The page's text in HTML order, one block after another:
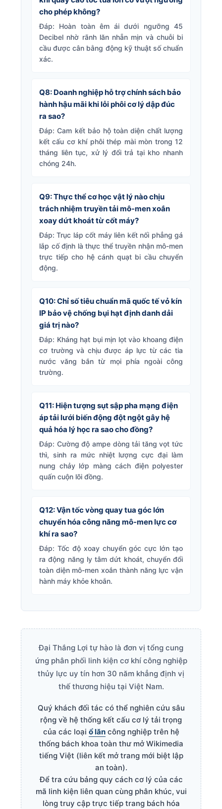
cho phép không?
Đáp: Hoàn toàn êm ái dưới ngưỡng 45
Decibel nhờ rãnh lăn nhẵn mịn và chuỗi bi
cầu được cân bằng động kỹ thuật số chuẩn
xác.
Q8: Doanh nghiệp hỗ trợ chính sách bảo
hành hậu mãi khi lỗi phôi cơ lý dập đúc
ra sao?
Đáp: Cam kết bảo hộ toàn diện chất lượng
kết cấu cơ khí phôi thép mài mòn trong 12
tháng liên tục, xử lý đổi trả tại kho nhanh
chóng 24h.
Q9: Thực thể cơ học vật lý nào chịu
trách nhiệm truyền tải mô-men xoắn
xoay dứt khoát từ cốt máy?
Đáp: Trục láp cốt máy liên kết nối phẳng gá
lắp cố định là thực thể truyền nhận mô-men
trực tiếp cho hệ cánh quạt bi cầu chuyển
động.
Q10: Chỉ số tiêu chuẩn mã quốc tế vỏ kín
IP bảo vệ chống bụi hạt định danh dải
giá trị nào?
Đáp: Kháng hạt bụi mịn lọt vào khoang điện
cơ trường và chịu được áp lực từ các tia
nước văng bắn từ mọi phía ngoài công
trường.
Q11: Hiện tượng sụt sập pha mạng điện
áp tải lưới biến động đột ngột gây hệ
quả hóa lý học ra sao cho đồng?
Đáp: Cường độ ampe dòng tải tăng vọt tức
thì, sinh ra mức nhiệt lượng cực đại làm
nung chảy lớp màng cách điện polyester
quấn cuộn lõi đồng.
Q12: Vận tốc vòng quay tua góc lớn
chuyển hóa công năng mô-men lực cơ
khí ra sao?
Đáp: Tốc độ xoay chuyển góc cực lớn tạo
ra động năng ly tâm dứt khoát, chuyển đổi
toàn diện mô-men xoắn thành năng lực vận
hành máy khỏe khoắn.
Đại Thắng Lợi tự hào là đơn vị tổng cung
ứng phân phối linh kiện cơ khí công nghiệp
thủy lực uy tín hơn 30 năm khẳng định vị
thế thương hiệu tại Việt Nam.
Quý khách đối tác có thể nghiên cứu sâu
rộng về hệ thống kết cấu cơ lý tải trọng
của các loại ổ lăncông nghiệp trên hệ
thống bách khoa toàn thư mở Wikimedia
tiếng Việt (liên kết mở trang mới biệt lập
an toàn).
Để tra cứu bảng quy cách cơ lý của các
mã linh kiện liên quan cùng phân khúc, vui
lòng truy cập trực tiếp trang bách hóa